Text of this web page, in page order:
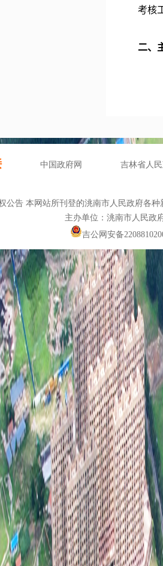
考核
二、
第
信
规章
行
第
信
行
第